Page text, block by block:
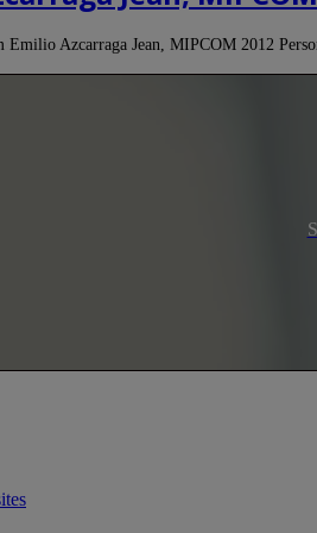
Emilio Azcarraga Jean, MIPCOM 2012